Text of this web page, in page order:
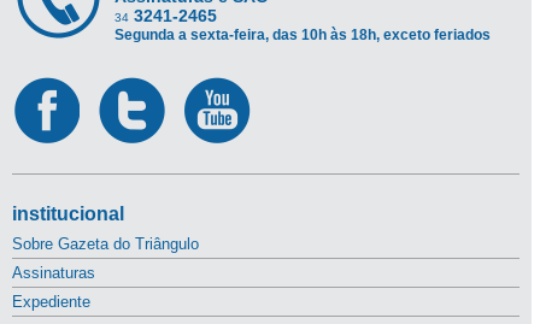
34 3241-2465
Segunda a sexta-feira, das 10h às 18h, exceto feriados
institucional
Sobre Gazeta do Triângulo
Assinaturas
Expediente